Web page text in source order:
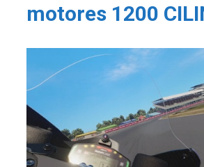
motores 1200